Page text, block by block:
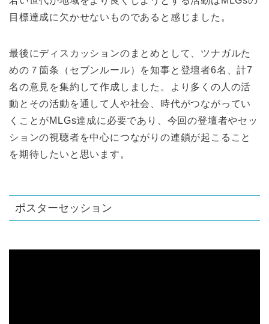
目標達成に欠かせないものであると感じました。
最後にディスカッションのまとめとして、ツナガルた
めの７箇条（セブンルール）を知事と登壇者6名、計7
名の意見を集約して作成しました。より多くの人の活
動とその活動を通して人や社会、時代がつながってい
くことがMLGs達成に必要であり、今回の登壇者やセッ
ションの視聴者を中心につながりの連鎖が起こること
を期待したいと思います。
ポスターセッション